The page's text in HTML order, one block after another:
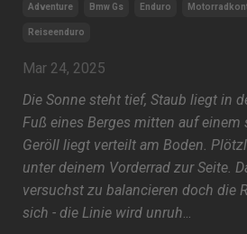
Adventure Bmw Gs Enduro
Reiseenduro
Mar 24, 2025
Die Sonne steht tief, Staub liegt in
Fuß eines Berges mitten auf einem
Geröll liegt verteilt am Boden.
unter deinem Vorderrad zur Seite.
versuchst zu balancieren doch die
sich - die Linie wird unruh...